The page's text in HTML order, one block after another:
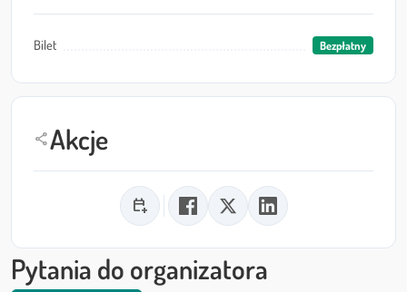
Bilet Bezpłatny
shareAkcje
calendar_add_on
Pytania do organizatora